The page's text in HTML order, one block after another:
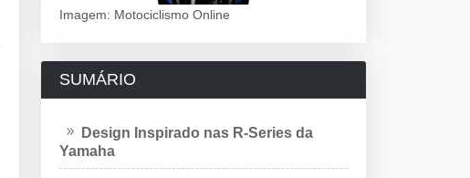
Imagem: Motociclismo Online
SUMÁRIO
Design Inspirado nas R-Series da
Yamaha